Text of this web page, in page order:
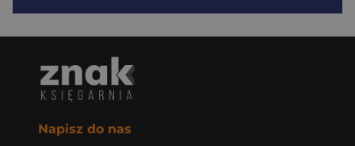
Napisz do nas